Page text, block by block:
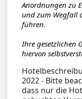
Anordnungen zu
und zum Wegfall
führen.
Ihre gesetzlichen
hiervon
2022 - Bitte
dass nur die